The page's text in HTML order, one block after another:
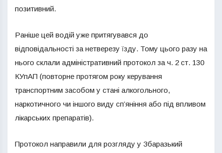
позитивний.
Раніше цей водій уже притягувався до
відповідальності за нетверезу їзду. Тому цього разу на
нього склали адміністративний протокол за ч. 2 ст. 130
КУпАП (повторне протягом року керування
транспортним засобом у стані алкогольного,
наркотичного чи іншого виду сп’яніння або під впливом
лікарських препаратів).
Протокол направили для розгляду у Збаразький